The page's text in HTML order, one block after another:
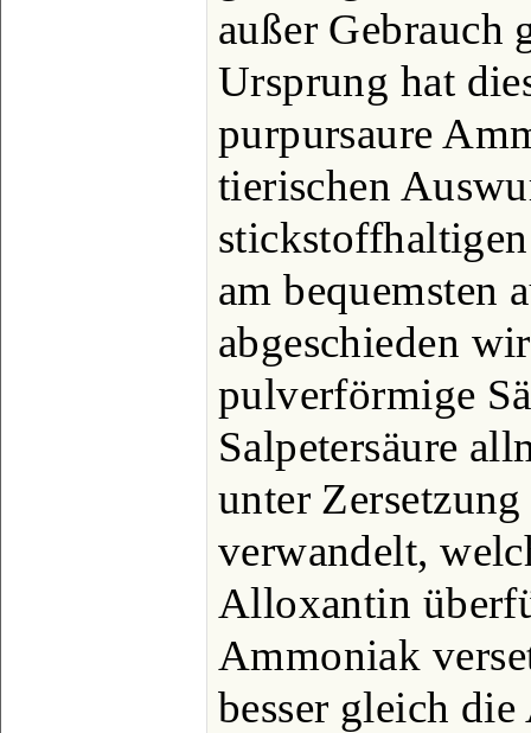
außer Gebrauch
Ursprung hat
purpursaure
tierischen
am bequemsten
abgeschieden
pulverförmige
Salpetersäure
unter
verwandelt,
Alloxantin
Ammoniak
besser gleich